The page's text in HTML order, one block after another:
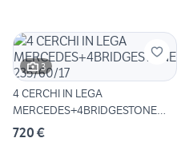
3
4 CERCHI IN LEGA
MERCEDES+4BRIDGESTONE
235/60/17
720 €